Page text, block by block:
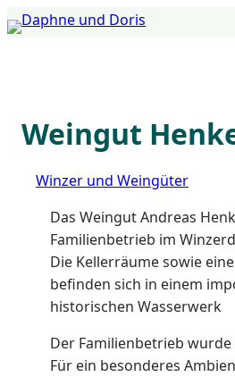
Zum
Inhalt
Weingut
Winzer und Weingüter
Das Weingut Andreas
Familienbetrieb im
Die Kellerräume sowie
befinden sich in einem
historischen Wasserwerk
Der Familienbetrieb
Für ein besonderes